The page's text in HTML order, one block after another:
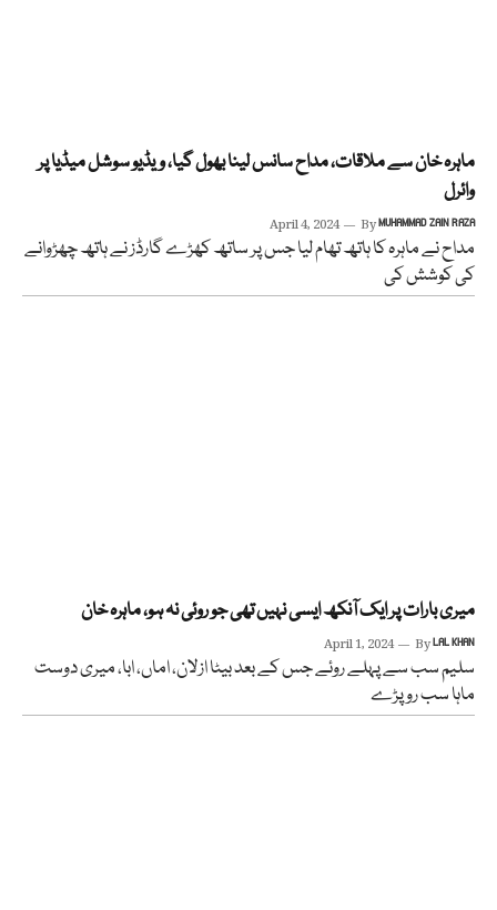
ماہرہ خان سے ملاقات، مداح سانس لینا بھول گیا، ویڈیو سوشل میڈیا پر
وائرل
April 4, 2024 ByMUHAMMAD ZAIN RAZA
مداح نے ماہرہ کا ہاتھ تھام لیا جس پر ساتھ کھڑے گارڈز نے ہاتھ چھڑوانے
کی کوشش کی
میری بارات پر ایک آنکھ ایسی نہیں تھی جو روئی نہ ہو، ماہرہ خان
April 1, 2024 ByLAL KHAN
سلیم سب سے پہلے روئے جس کے بعد بیٹا ازلان، اماں، ابا، میری دوست
ماہا سب رو پڑے